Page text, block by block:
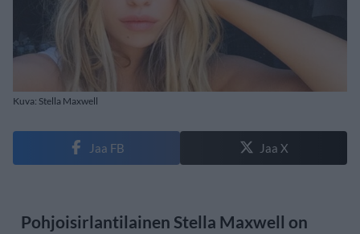
Kuva: Stella Maxwell
Jaa FB Jaa X
Pohjoisirlantilainen Stella Maxwell on